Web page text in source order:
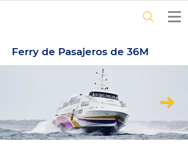
Ferry de Pasajeros de 36M